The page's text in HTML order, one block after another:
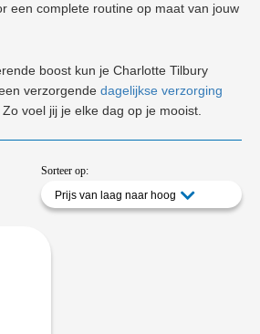
een complete routine op maat van jouw
boost kun je Charlotte Tilbury
verzorgende dagelijkse verzorging
voel jij je elke dag op je mooist.
Sorteer op:
Prijs van laag naar hoog